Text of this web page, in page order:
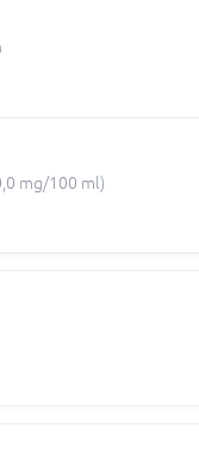
mg/100 ml)